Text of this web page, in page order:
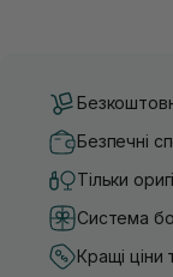
Безпечні
Тільки
Система
Кращі ціни